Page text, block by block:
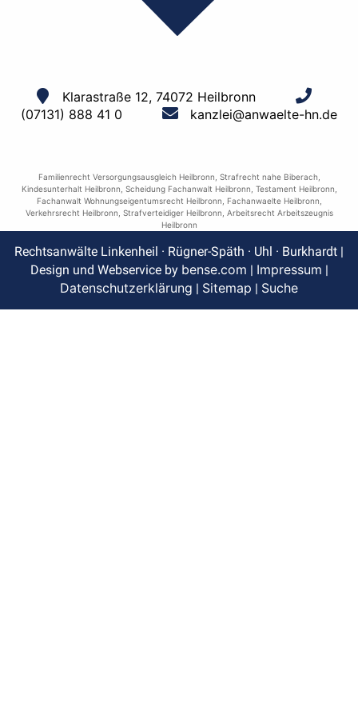
Klarastraße 12, 74072 Heilbronn
(07131) 888 41 0
kanzlei@anwaelte-hn.de
Familienrecht Versorgungsausgleich Heilbronn Strafrecht nahe Biberach
Kindesunterhalt Heilbronn Scheidung Fachanwalt Heilbronn Testament Heilbronn
Fachanwalt Wohnungseigentumsrecht Heilbronn
Fachanwaelte Heilbronn
Verkehrsrecht Heilbronn Strafverteidiger Heilbronn Arbeitsrecht Arbeitszeugnis
Heilbronn
Rechtsanwälte Linkenheil · Rügner-Späth · Uhl · Burkhardt |
Design und Webservice by bense.com | Impressum |
Datenschutzerklärung | Sitemap | Suche